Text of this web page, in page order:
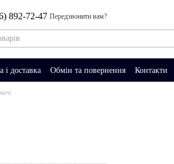
892-72-47 Передзвонити вам?
і доставка Обмін та повернення Контакти